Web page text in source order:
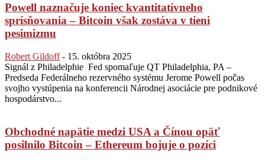
Powell naznačuje koniec kvantitatívneho
sprísňovania – Bitcoin však zostáva v tieni
pesimizmu
Robert Gildoff - 15. októbra 2025
Signál z Philadelphie Fed spomaľuje QT Philadelphia, PA –
Predseda Federálneho rezervného systému Jerome Powell počas
svojho vystúpenia na konferencii Národnej asociácie pre podnikové
hospodárstvo...
Obchodné napätie medzi USA a Čínou opäť
posilnilo Bitcoin – Ethereum bojuje o pozíci